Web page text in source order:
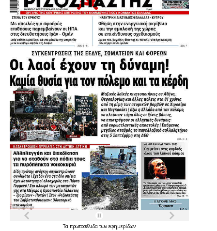
Τα πρωτοσέλιδατων εφημερίδων